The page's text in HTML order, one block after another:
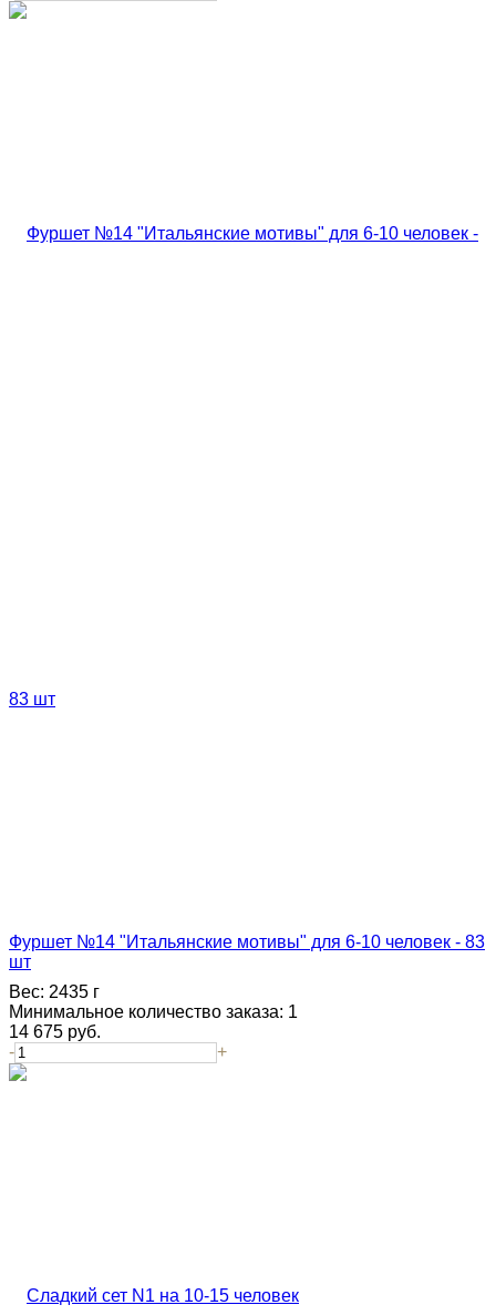
Фуршет №14 "Итальянские мотивы" для 6-10 человек - 83
шт
Вес: 2435 г
Минимальное количество заказа: 1
14 675 руб.
-
+